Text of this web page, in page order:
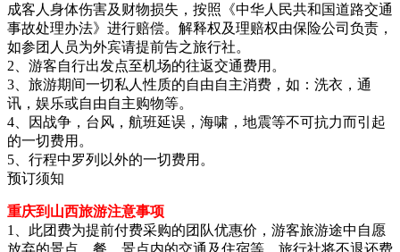
成客人身体伤害及财物损失，按照《中华人民共和国道路交通
事故处理办法》进行赔偿。解释权及理赔权由保险公司负责，
如参团人员为外宾请提前告之旅行社。
2、游客自行出发点至机场的往返交通费用。
3、旅游期间一切私人性质的自由自主消费，如：洗衣，通
讯，娱乐或自由自主购物等。
4、因战争，台风，航班延误，海啸，地震等不可抗力而引起
的一切费用。
5、行程中罗列以外的一切费用。
预订须知
重庆到山西旅游注意事项
1、此团费为提前付费采购的团队优惠价，游客旅游途中自愿
放弃的景点、餐、景点内的交通及住宿等，旅行社将不退还费